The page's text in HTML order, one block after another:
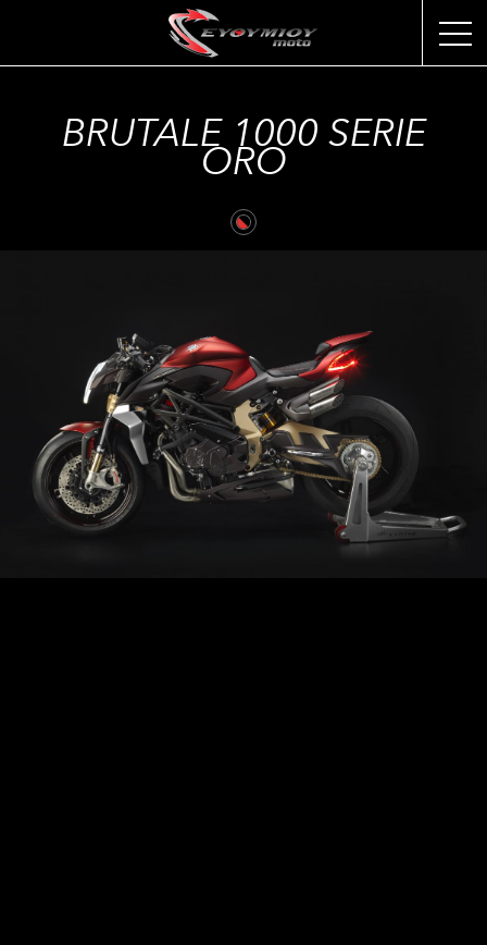
BRUTALE 1000 SERIE
ORO